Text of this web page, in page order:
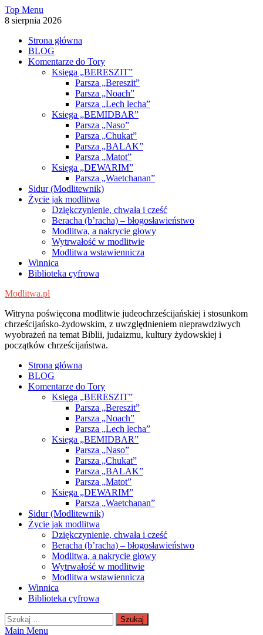
Skip
to
Top Menu
8 sierpnia 2026
Strona główna
BLOG
Komentarze do Tory
Księga „BERESZIT”
Parsza „Bereszit”
Parsza „Noach”
Parsza „Lech lecha”
Księga „BEMIDBAR”
Parsza „Naso”
Parsza „Chukat”
Parsza „BALAK”
Parsza „Matot”
Księga „DEWARIM”
Parsza „Waetchanan”
Sidur (Modlitewnik)
Życie jak modlitwa
Dziękczynienie, chwała i cześć
Beracha (b’racha) – błogosławieństwo
Modlitwa, a nakrycie głowy
Wytrwałość w modlitwie
Modlitwa wstawiennicza
Winnica
Biblioteka cyfrowa
Modlitwa.pl
Witryna poświęcona modlitwie judeochrześcijańskiej i stosunkom
chrześcijańsko-żydowskim, z uwzględnieniem nieprawdziwych
wyobrażeń na temat Biblii, judaizmu, kultury żydowskiej i
początków chrześcijaństwa.
Strona główna
BLOG
Komentarze do Tory
Księga „BERESZIT”
Parsza „Bereszit”
Parsza „Noach”
Parsza „Lech lecha”
Księga „BEMIDBAR”
Parsza „Naso”
Parsza „Chukat”
Parsza „BALAK”
Parsza „Matot”
Księga „DEWARIM”
Parsza „Waetchanan”
Sidur (Modlitewnik)
Życie jak modlitwa
Dziękczynienie, chwała i cześć
Beracha (b’racha) – błogosławieństwo
Modlitwa, a nakrycie głowy
Wytrwałość w modlitwie
Modlitwa wstawiennicza
Winnica
Biblioteka cyfrowa
Szukaj:
Main Menu